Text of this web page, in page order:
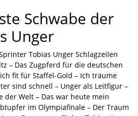
in der Weiler Hütte im Schönbuch
einem Stein sitzend zu einer
offen, ehrlich“ beschreibt sie
der sie 12 Jahre betreut hat, und
Spitze geführt hat. Und
heute noch spürbar. Neben ihren
Medaillen zuhause im
die sie 1984 in Los
Schwabe der
Unger
Tobias Unger Schlagzeilen
– Das Zugpferd für die deutschen
fit für Staffel-Gold – Ich träume
sind schnell – Unger als Leitfigur –
der Welt – Das war heute mein
im Olympiafinale – Der Traum